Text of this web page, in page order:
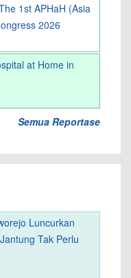
1st APHaH (Asia
2026
at Home in
Semua Reportase
Luncurkan
Tak Perlu